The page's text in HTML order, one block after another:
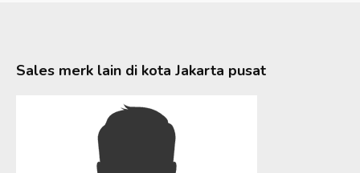
Sales merk lain di kota Jakarta pusat